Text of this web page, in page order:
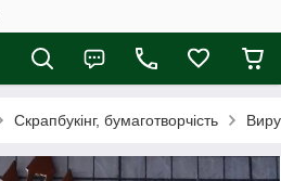
Скрапбукінг, бумаготворчість